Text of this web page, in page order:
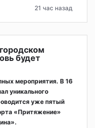
21 час назад
будет
мероприятия. В 16
уникального
уже пятый
«Притяжение»